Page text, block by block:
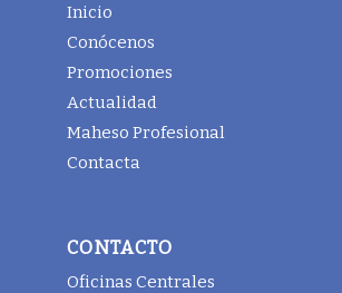
Inicio
Conócenos
Promociones
Actualidad
Maheso Profesional
Contacta
CONTACTO
Oficinas Centrales